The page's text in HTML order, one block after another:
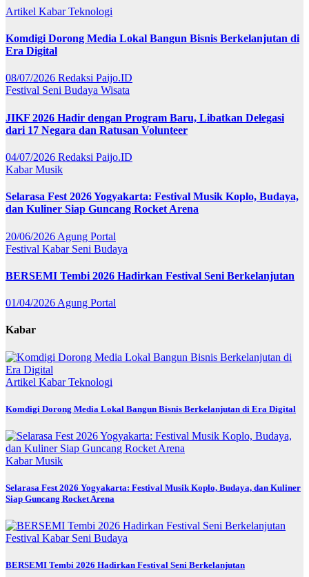
Artikel KabarTeknologi
Komdigi Dorong Media Lokal Bangun Bisnis Berkelanjutan di
Era Digital
08/07/2026 Redaksi Paijo.ID
Festival Seni Budaya Wisata
JIKF 2026 Hadir dengan Program Baru, Libatkan Delegasi
dari 17 Negara dan Ratusan Volunteer
04/07/2026 Redaksi Paijo.ID
KabarMusik
Selarasa Fest 2026 Yogyakarta: Festival Musik Koplo, Budaya,
dan Kuliner Siap Guncang Rocket Arena
20/06/2026 Agung Portal
Festival Kabar Seni Budaya
BERSEMI Tembi 2026 Hadirkan Festival Seni Berkelanjutan
01/04/2026 Agung Portal
Kabar
Artikel KabarTeknologi
Komdigi Dorong Media Lokal Bangun Bisnis Berkelanjutan di Era Digital
KabarMusik
Selarasa Fest 2026 Yogyakarta: Festival Musik Koplo, Budaya, dan Kuliner
Siap Guncang Rocket Arena
Festival Kabar Seni Budaya
BERSEMI Tembi 2026 Hadirkan Festival Seni Berkelanjutan